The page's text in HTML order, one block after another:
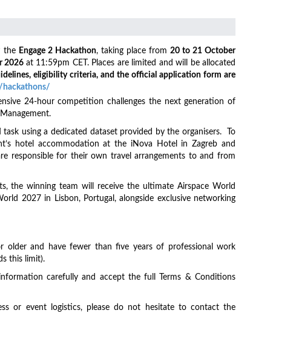
the Engage 2 Hackathon, taking place from 20 to 21 October
2026 at 11:59pm CET. Places are limited and will be allocated
eligibility criteria, and the official application form are
hackathons/
24-hour competition challenges the next generation of
using a dedicated dataset provided by the organisers. To
hotel accommodation at the iNova Hotel in Zagreb and
responsible for their own travel arrangements to and from
winning team will receive the ultimate Airspace World
2027 in Lisbon, Portugal, alongside exclusive networking
and have fewer than five years of professional work
this limit).
carefully and accept the full Terms & Conditions
or event logistics, please do not hesitate to contact the